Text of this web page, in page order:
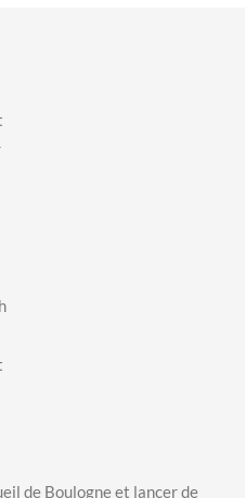
de Boulogne et lancer de